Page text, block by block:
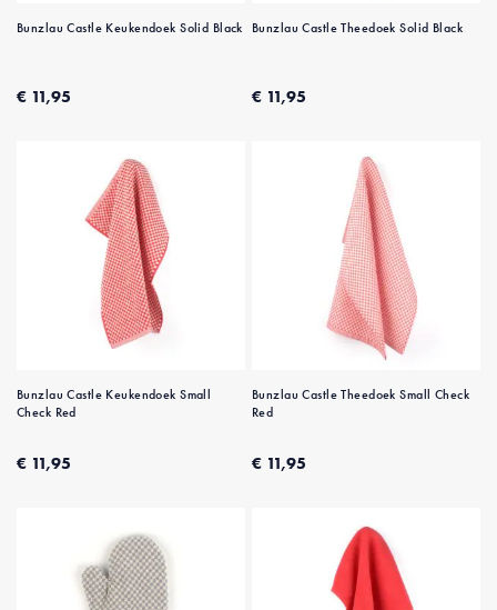
Bunzlau Castle Keukendoek Solid Black
€ 11,95
Bunzlau Castle Theedoek Solid Black
€ 11,95
Bunzlau Castle Keukendoek Small
Check Red
€ 11,95
Bunzlau Castle Theedoek Small Check
Red
€ 11,95